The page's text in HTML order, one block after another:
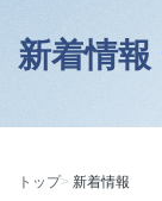
新着情報
トップ 新着情報